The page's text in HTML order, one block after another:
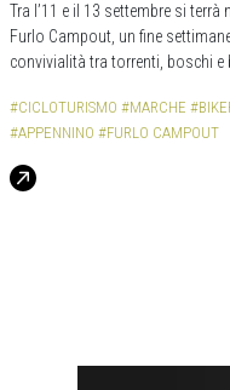
Tra l’11 e il 13 settembre si terrà
Furlo Campout, un fine
convivialità tra torrenti, boschi e
#CICLOTURISMO #MARCHE
#APPENNINO #FURLO CAMPOUT